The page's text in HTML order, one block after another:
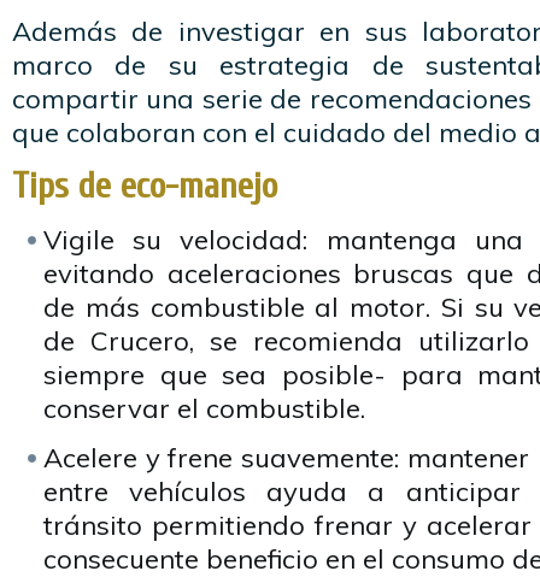
Además de investigar en sus
marco de su estrategia de
compartir una serie de
que colaboran con el cuidado del medio
Tips de eco-manejo
Vigile su velocidad: mantenga una
evitando aceleraciones bruscas que
de más combustible al motor. Si su
de Crucero, se recomienda
siempre que sea posible- para
conservar el combustible.
Acelere y frene suavemente:
entre vehículos ayuda a anticipar
tránsito permitiendo frenar y
consecuente beneficio en el consumo